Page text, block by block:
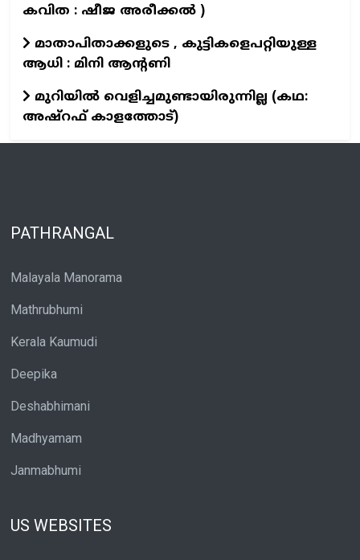
കവിത : ഷീജ അരീക്കൽ )
മാതാപിതാക്കളുടെ , കുട്ടികളെപറ്റിയുള്ള
ആധി : മിനി ആന്റണി
മുറിയിൽ വെളിച്ചമുണ്ടായിരുന്നില്ല (കഥ:
അഷ്റഫ് കാളത്തോട്)
PATHRANGAL
Malayala Manorama
Mathrubhumi
Kerala Kaumudi
Deepika
Deshabhimani
Madhyamam
Janmabhumi
US WEBSITES